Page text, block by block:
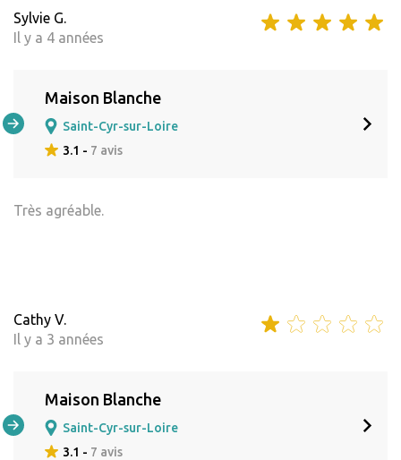
Sylvie G.
Il y a 4 années
Maison Blanche
Saint-Cyr-sur-Loire
3.1 - 7 avis
Très agréable.
Cathy V.
Il y a 3 années
Maison Blanche
Saint-Cyr-sur-Loire
3.1 - 7 avis